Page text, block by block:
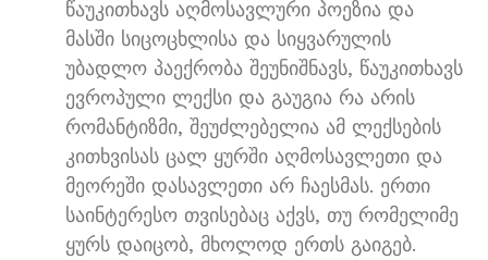
წაუკითხავს აღმოსავლური პოეზია და
მასში სიცოცხლისა და სიყვარულის
უბადლო პაექრობა შეუნიშნავს, წაუკითხავს
ევროპული ლექსი და გაუგია რა არის
რომანტიზმი, შეუძლებელია ამ ლექსების
კითხვისას ცალ ყურში აღმოსავლეთი და
მეორეში დასავლეთი არ ჩაესმას. ერთი
საინტერესო თვისებაც აქვს, თუ რომელიმე
ყურს დაიცობ, მხოლოდ ერთს გაიგებ.